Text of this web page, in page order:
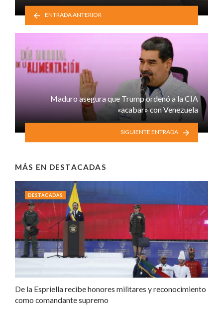
ENTRADA ANTERIOR
Maduro asegura que Trump ordenó a la CIA
«acabar» con Venezuela
SIGUIENTE ENTRADA
MÁS EN DESTACADAS
De la Espriella recibe honores militares y reconocimiento
como comandante supremo
DESTACADAS